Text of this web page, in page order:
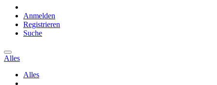
Anmelden
Registrieren
Suche
Alles
Alles